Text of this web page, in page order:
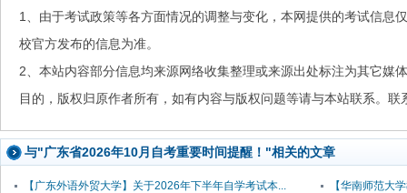
1、由于考试政策等各方面情况的调整与变化，本网提供的考试信息
校官方发布的信息为准。
2、本站内容部分信息均来源网络收集整理或来源出处标注为其它媒
目的，版权归原作者所有，如有内容与版权问题等请与本站联系。
与"广东省2026年10月自考重要时间提醒！"相关的文章
【广东外语外贸大学】关于2026年下半年自学考试本...
【华南师范大